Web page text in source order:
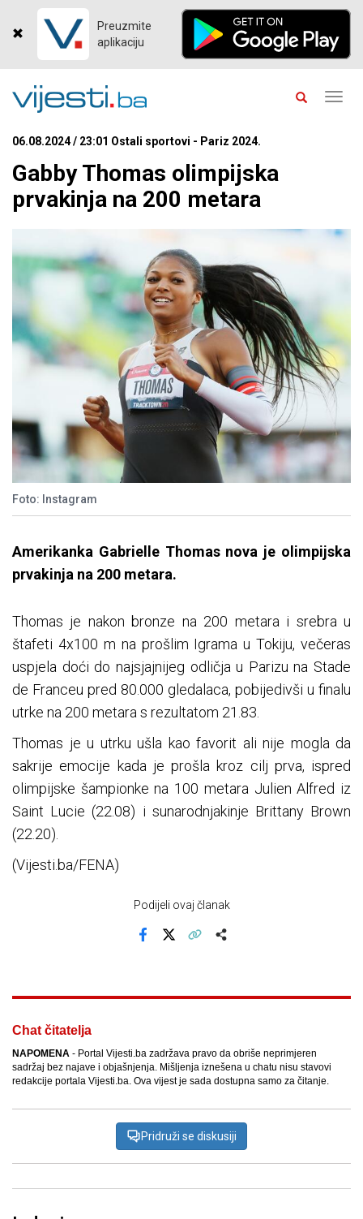
Preuzmite
aplikaciju
06.08.2024 / 23:01 Ostali sportovi - Pariz 2024.
Gabby Thomas olimpijska
prvakinja na 200 metara
Foto: Instagram
Amerikanka Gabrielle Thomas nova je olimpijska
prvakinja na 200 metara.
Thomas je nakon bronze na 200 metara i srebra u
štafeti 4x100 m na prošlim Igrama u Tokiju, večeras
uspjela doći do najsjajnijeg odličja u Parizu na Stade
de Franceu pred 80.000 gledalaca, pobijedivši u finalu
utrke na 200 metara s rezultatom 21.83.
Thomas je u utrku ušla kao favorit ali nije mogla da
sakrije emocije kada je prošla kroz cilj prva, ispred
olimpijske šampionke na 100 metara Julien Alfred iz
Saint Lucie (22.08) i sunarodnjakinje Brittany Brown
(22.20).
(Vijesti.ba/FENA)
Podijeli ovaj članak
Chat čitatelja
NAPOMENA - Portal Vijesti.ba zadržava pravo da obriše neprimjeren
sadržaj bez najave i objašnjenja. Mišljenja iznešena u chatu nisu stavovi
redakcije portala Vijesti.ba. Ova vijest je sada dostupna samo za čitanje.
Pridruži se diskusiji